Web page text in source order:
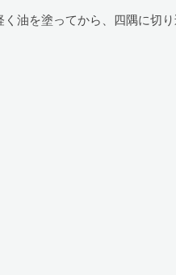
油を塗ってから、四隅に切